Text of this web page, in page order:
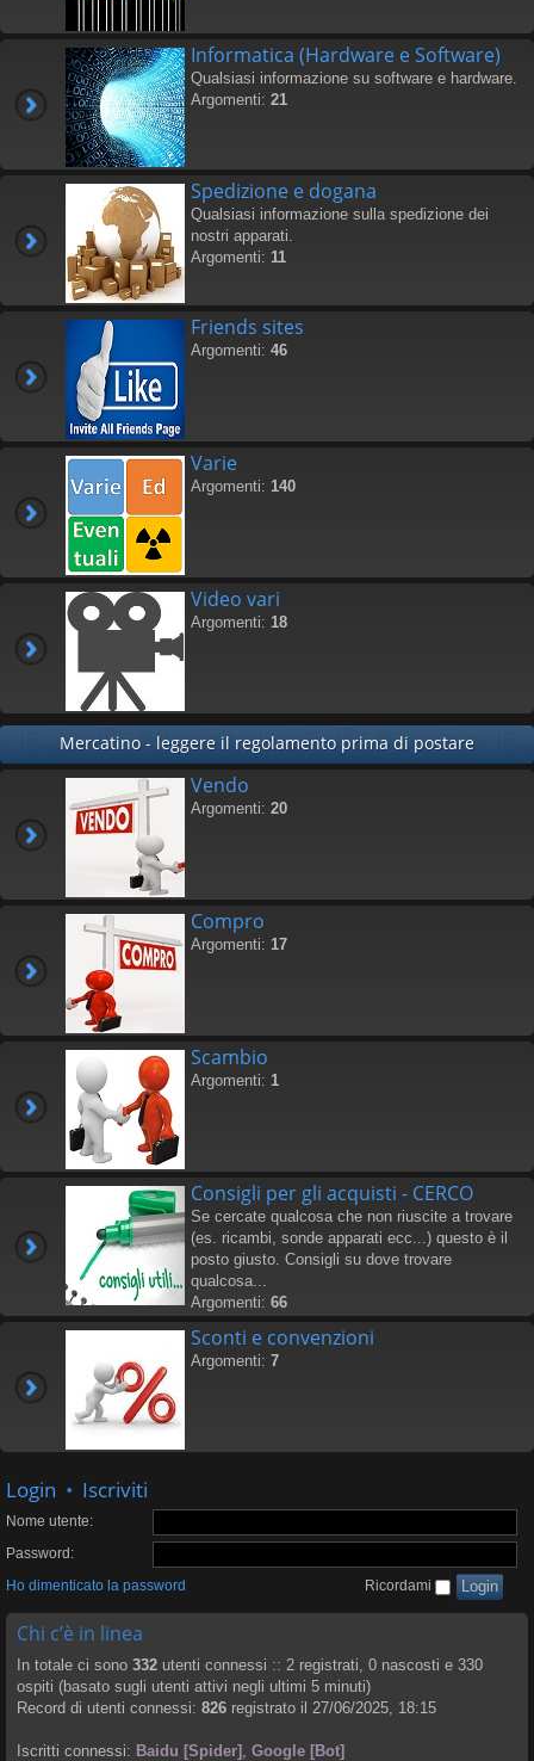
Informatica (Hardware e Software)
Qualsiasi informazione su software e hardware.
Argomenti: 21
Spedizione e dogana
Qualsiasi informazione sulla spedizione dei
nostri apparati.
Argomenti: 11
Friends sites
Argomenti: 46
Varie
Argomenti: 140
Video vari
Argomenti: 18
Mercatino - leggere il regolamento prima di postare
Vendo
Argomenti: 20
Compro
Argomenti: 17
Scambio
Argomenti: 1
Consigli per gli acquisti - CERCO
Se cercate qualcosa che non riuscite a trovare
(es. ricambi, sonde apparati ecc...) questo è il
posto giusto. Consigli su dove trovare
qualcosa...
Argomenti: 66
Sconti e convenzioni
Argomenti: 7
Login • Iscriviti
Nome utente:
Password:
Ho dimenticato la password
Ricordami
Chi c’è in linea
In totale ci sono 332 utenti connessi :: 2 registrati, 0 nascosti e 330
ospiti (basato sugli utenti attivi negli ultimi 5 minuti)
Record di utenti connessi: 826 registrato il 27/06/2025, 18:15
Iscritti connessi: Baidu [Spider] , Google [Bot]